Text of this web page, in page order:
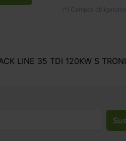
LINE 35 TDI 120KW S